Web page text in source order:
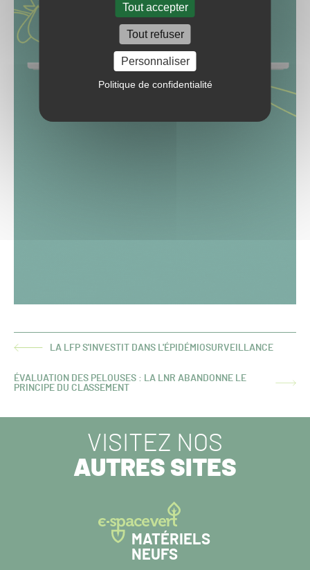
Tout accepter
Tout refuser
Personnaliser
Politique de confidentialité
ARTICLELA LFP S'INVESTIT DANS L'ÉPIDÉMIOSURVEILLANCE
ARTICLE
ÉVALUATION DES PELOUSES : LA LNR ABANDONNE LE
PRINCIPE DU CLASSEMENT
VISITEZ NOS
AUTRES SITES
MATÉRIELS
NEUFS